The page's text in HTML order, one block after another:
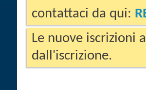
contattaci da qui:
Le nuove iscrizioni
dall'iscrizione.